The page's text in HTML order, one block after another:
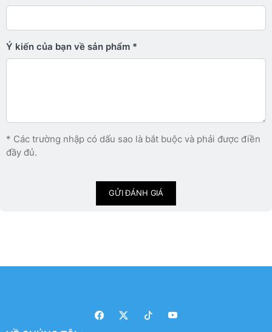
Ý kiến ​​của bạn về sản phẩm
* Các trường nhập có dấu sao là bắt buộc và phải được điền
đầy đủ.
GỬI ĐÁNH GIÁ